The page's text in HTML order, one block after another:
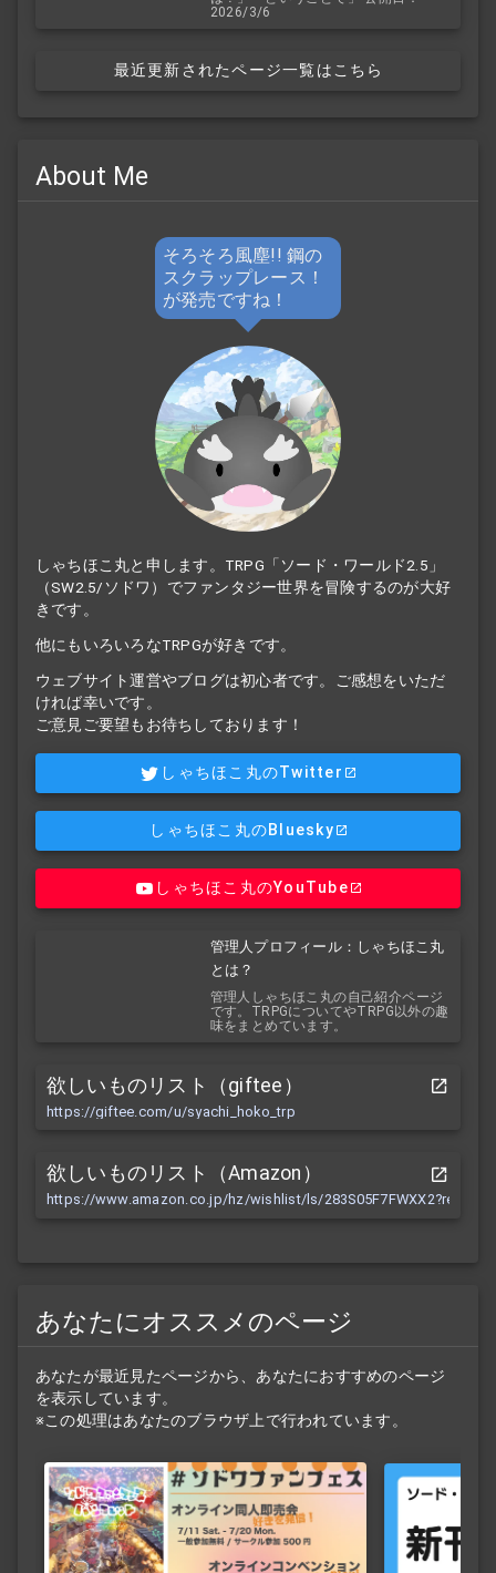
2026/3/6
最近更新されたページ一覧はこちら
About Me
そろそろ風塵!! 鋼の
スクラップレース！
が発売ですね！
しゃちほこ丸と申します。TRPG「ソード・ワールド2.5」
（SW2.5/ソドワ）でファンタジー世界を冒険するのが大好
きです。
他にもいろいろなTRPGが好きです。
ウェブサイト運営やブログは初心者です。ご感想をいただ
ければ幸いです。
ご意見ご要望もお待ちしております！
しゃちほこ丸のTwitter
しゃちほこ丸のBluesky
しゃちほこ丸のYouTube
管理人プロフィール：しゃちほこ丸
とは？
管理人しゃちほこ丸の自己紹介ページ
です。TRPGについてやTRPG以外の趣
味をまとめています。
欲しいものリスト（giftee）
https://giftee.com/u/syachi_hoko_trp
欲しいものリスト（Amazon）
https://www.amazon.co.jp/hz/wishlist/ls/
あなたにオススメのページ
あなたが最近見たページから、あなたにおすすめのページ
を表示しています。
※この処理はあなたのブラウザ上で行われています。